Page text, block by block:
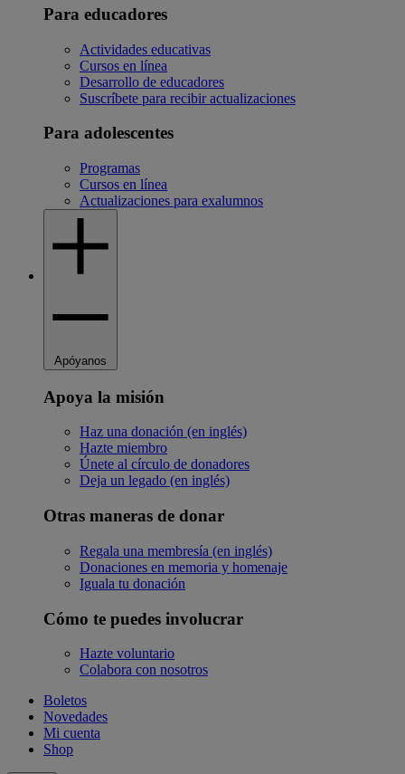
Para educadores
Actividades educativas
Cursos en línea
Desarrollo de educadores
Suscríbete para recibir actualizaciones
Para adolescentes
Programas
Cursos en línea
Actualizaciones para exalumnos
Apóyanos
Apoya la misión
Haz una donación (en inglés)
Hazte miembro
Únete al círculo de donadores
Deja un legado (en inglés)
Otras maneras de donar
Regala una membresía (en inglés)
Donaciones en memoria y homenaje
Iguala tu donación
Cómo te puedes involucrar
Hazte voluntario
Colabora con nosotros
Boletos
Novedades
Mi cuenta
Shop